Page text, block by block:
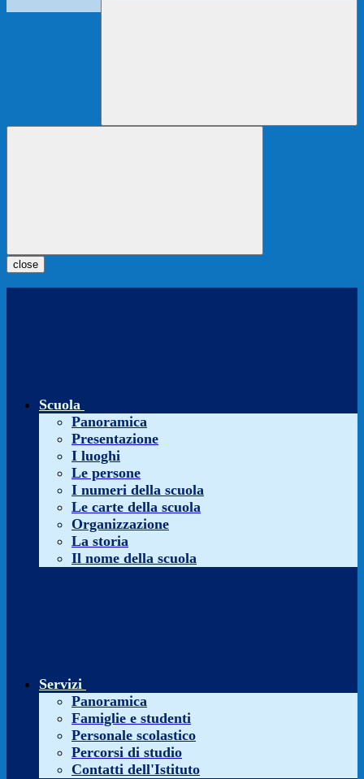
close
Scuola
Panoramica
Presentazione
I luoghi
Le persone
I numeri della scuola
Le carte della scuola
Organizzazione
La storia
Il nome della scuola
Servizi
Panoramica
Famiglie e studenti
Personale scolastico
Percorsi di studio
Contatti dell'Istituto